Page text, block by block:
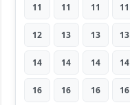
11 11 11 11
12 13 13 13
14 14 14 14
16 16 16 16